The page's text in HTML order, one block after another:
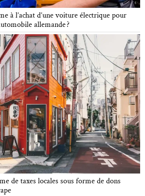
à l’achat d’une voiture électrique pour
allemande ?
de taxes locales sous forme de dons